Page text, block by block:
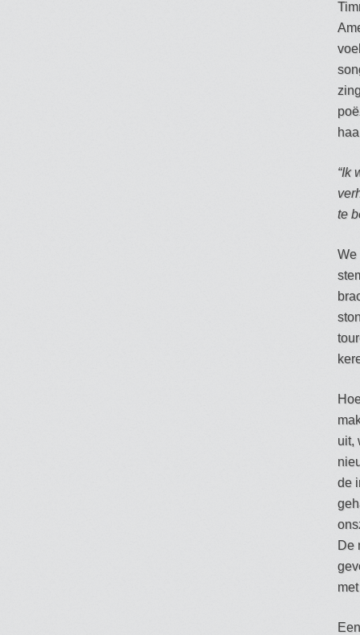
“Ik
te
We
uit,
de
De